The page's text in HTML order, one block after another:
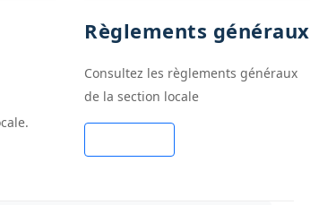
Règlements généraux
Consultez les règlements généraux
de la section locale